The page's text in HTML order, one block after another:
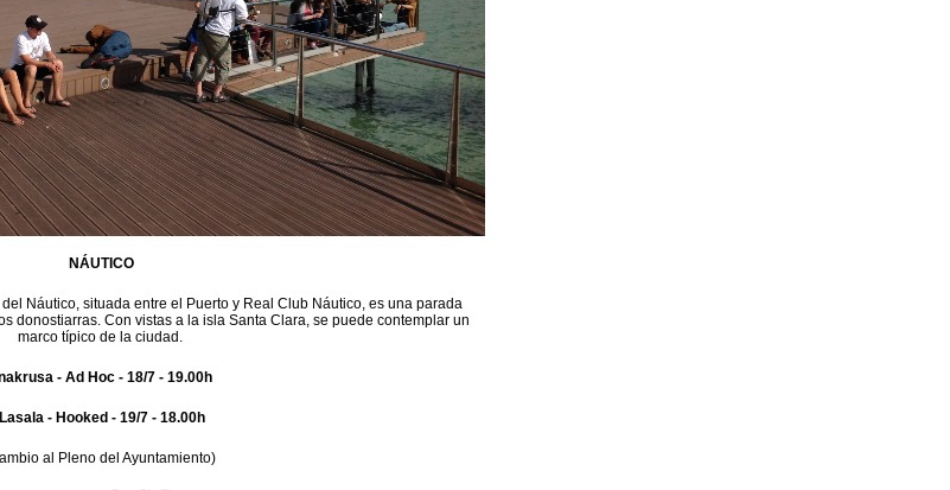
NÁUTICO
Náutico, situada entre el Puerto y Real Club Náutico, es una parada
donostiarras. Con vistas a la isla Santa Clara, se puede contemplar un
marco típico de la ciudad.
- Ad Hoc - 18/7 - 19.00h
Lasala - Hooked - 19/7 - 18.00h
al Pleno del Ayuntamiento)